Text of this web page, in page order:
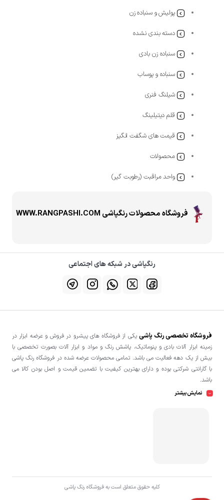
پولیش و سنباده زن
دسته بندی نشده
سنباده زن بادی
سنباده و پوساب
شیلنگ فنری
قلم دیتیلینگ
قیمت های شگفت انگیز
محصولات
واحد مراقبت (رطوبت گیر)
فروشگاه محصولات رنگپاشی WWW.RANGPASHI.COM
رنگپاشی در شبکه های اجتماعی
فروشگاه تخصصی رنگ پاشییکی از فروشگاه های پیشرو در فروش و عرضه ابزار در
زمینه ابزار آلات بادی و پنوماتیک، پاشش رنگ و مواد و ابزار آلات بصورت تخصصی با
بیش از یک دهه فعالیت می باشد. تمامی محصولات عرضه شده در فروشگاه رنگ پاشی
با گارانتی شرکتی بوده و دارای بهترین کیفیت با تضمین قیمت و اصل بودن کالا می
باشد.
نمایش بیشتر
کلیه حقوق متعلق است به فروشگاه رنگ پاشی